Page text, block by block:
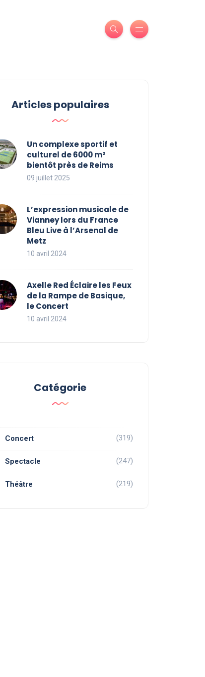
Articles populaires
Un complexe sportif et
culturel de 6000 m²
bientôt près de Reims
09 juillet 2025
L’expression musicale de
Vianney lors du France
Bleu Live à l’Arsenal de
Metz
10 avril 2024
Axelle Red Éclaire les Feux
de la Rampe de Basique,
le Concert
10 avril 2024
Catégorie
Concert (319)
Spectacle (247)
Théâtre (219)